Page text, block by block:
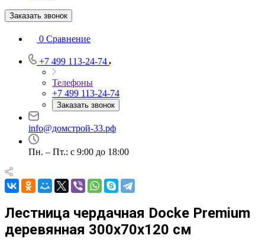
Заказать звонок
0 Сравнение
+7 499 113-24-74
Телефоны
+7 499 113-24-74
Заказать звонок
info@домстрой-33.рф
Пн. – Пт.: с 9:00 до 18:00
Лестница чердачная Docke Premium
деревянная 300х70х120 см